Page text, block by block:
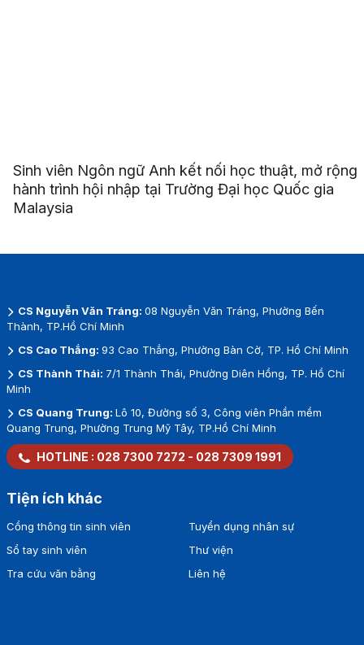
Sinh viên Ngôn ngữ Anh kết nối học thuật, mở rộng
hành trình hội nhập tại Trường Đại học Quốc gia
Malaysia
CS Nguyễn Văn Tráng: 08 Nguyễn Văn Tráng, Phường Bến
Thành, TP.Hồ Chí Minh
CS Cao Thắng: 93 Cao Thắng, Phường Bàn Cờ, TP. Hồ Chí Minh
CS Thành Thái: 7/1 Thành Thái, Phường Diên Hồng, TP. Hồ Chí
Minh
CS Quang Trung: Lô 10, Đường số 3, Công viên Phần mềm
Quang Trung, Phường Trung Mỹ Tây, TP.Hồ Chí Minh
HOTLINE : 028 7300 7272 - 028 7309 1991
Tiện ích khác
Cổng thông tin sinh viên
Sổ tay sinh viên
Tra cứu văn bằng
Tuyển dụng nhân sự
Thư viện
Liên hệ